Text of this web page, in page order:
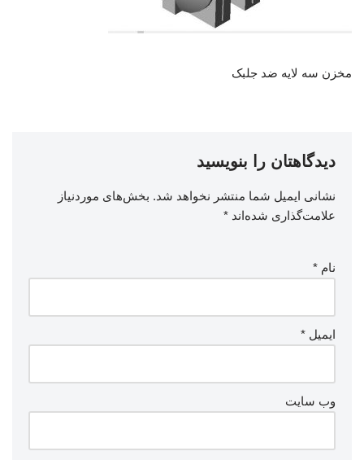
مخزن سه لایه ضد جلبک
دیدگاهتان را بنویسید
نشانی ایمیل شما منتشر نخواهد شد. بخش‌های موردنیاز
علامت‌گذاری شده‌اند *
نام *
ایمیل *
وب‌ سایت